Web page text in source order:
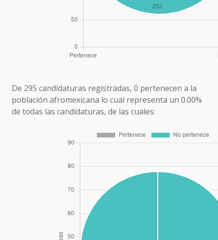
De 295 candidaturas registradas, 0 pertenecen a la
población afromexicana lo cual representa un 0.00%
de todas las candidaturas, de las cuales: